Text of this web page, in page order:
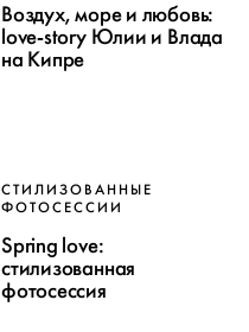
Воздух, море и любовь:
love-story Юлии и Влада
на Кипре
СТИЛИЗОВАННЫЕ
ФОТОСЕССИИ
Spring love:
стилизованная
фотосессия